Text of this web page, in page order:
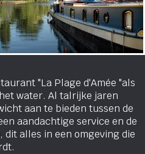
"La Plage d'Amée "als
water. Al talrijke jaren
aan te bieden tussen de
aandachtige service en de
alles in een omgeving die